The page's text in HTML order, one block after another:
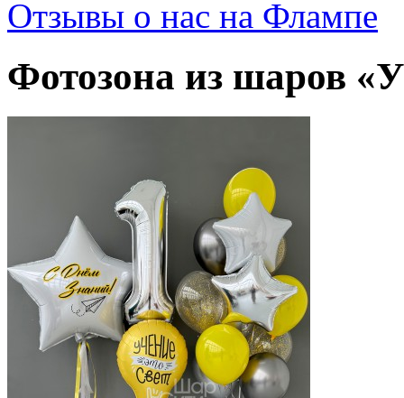
Отзывы о нас на Флампе
Фотозона из шаров